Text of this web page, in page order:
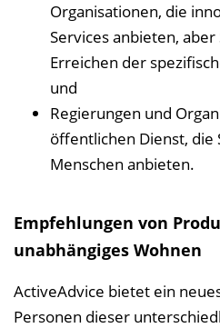
Organisationen, die
Services anbieten,
Erreichen der
und
Regierungen und
öffentlichen Dienst, die
Menschen anbieten.
Empfehlungen von
unabhängiges Wohnen
ActiveAdvice bietet ein
Personen dieser